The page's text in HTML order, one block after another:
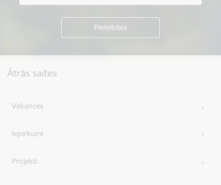
Ātrās saites
Vakances
Iepirkumi
Projekti